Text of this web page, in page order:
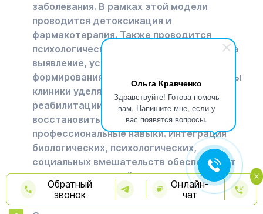
Ольга Кравченко
Здравствуйте! Готова помочь
вам. Напишите мне, если у
вас появятся вопросы.
заболевания. В рамках этой модели
проводится детоксикация и
фармакотерапия. Также проводится
психологическая работа, направленная на
выявление, устранение глубинных причин
формирования зависимости. Специалисты
клиники уделяют внимание социальной
реабилитации пациента. Мы помогаем
восстановить семейные отношения,
профессиональные навыки. Интеграция
биологических, психологических,
социальных вмешательств обеспечивает
комплексное воздействие на все сферы
жизни пациента.
Обратный
звонок
Онлайн-
чат